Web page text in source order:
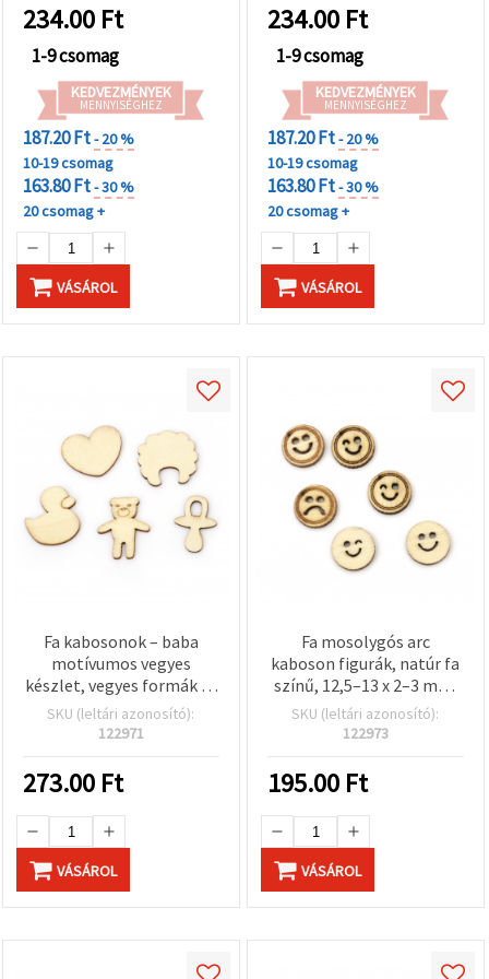
234.00 Ft
1-9 csomag
KEDVEZMÉNYEK
MENNYISÉGHEZ
187.20 Ft- 20 %
10-19 csomag
163.80 Ft- 30 %
20 csomag +
VÁSÁROL
234.00 Ft
1-9 csomag
KEDVEZMÉNYEK
MENNYISÉGHEZ
187.20 Ft- 20 %
10-19 csomag
163.80 Ft- 30 %
20 csomag +
VÁSÁROL
Fa kabosonok – baba
motívumos vegyes
készlet, vegyes formák és
méretek
24.5~34x12.5~31x2.5 mm,
natúr fa szín – 10 db
SKU (leltári azonosító):
122971
273.00 Ft
VÁSÁROL
Fa mosolygós arc
kaboson figurák, natúr fa
színű, 12,5–13 x 2–3 mm,
10 db
SKU (leltári azonosító):
122973
195.00 Ft
VÁSÁROL